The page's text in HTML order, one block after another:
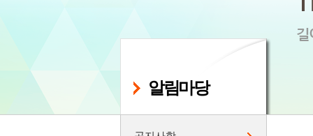
알림마당